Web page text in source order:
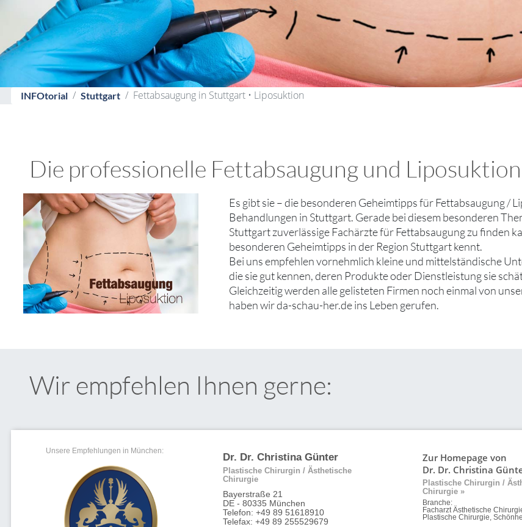
INFOtorial Stuttgart Fettabsaugung in Stuttgart • Liposuktion
Die professionelle Fettabsaugung und
Es gibt sie – die besonderen Geheimtipps für Fettabsaugung /
Behandlungen in Stuttgart. Gerade bei diesem besonderen
Stuttgart zuverlässige Fachärzte für Fettabsaugung zu finden
besonderen Geheimtipps in der Region Stuttgart kennt.
Bei uns empfehlen vornehmlich kleine und mittelständische
die sie gut kennen, deren Produkte oder Dienstleistung sie
Gleichzeitig werden alle gelisteten Firmen noch einmal von
haben wir da-schau-her.de ins Leben gerufen.
Wir empfehlen Ihnen gerne:
Unsere Empfehlungen in München:
Dr. Dr. Christina Günter
Plastische Chirurgin / Ästhetische
Chirurgie
Bayerstraße 21
DE - 80335 München
Telefon: +49 89 51618910
Telefax: +49 89 255529679
Zur Homepage von
Dr. Dr. Christina
Plastische Chirurgin /
Chirurgie »
Branche:
Facharzt Ästhetische
Plastische Chirurgie,